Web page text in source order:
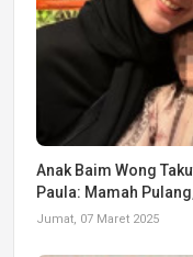
Anak Baim Wong
Paula: Mamah
Jumat, 07 Maret 2025